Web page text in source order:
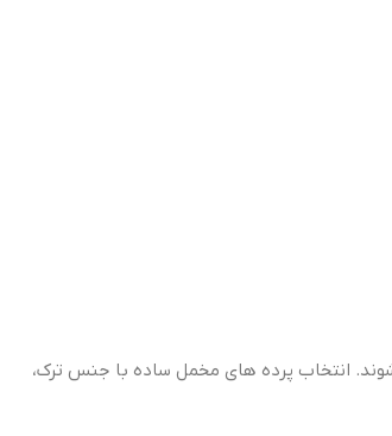
شوند. انتخاب پرده های مخمل ساده با جنس ترک،